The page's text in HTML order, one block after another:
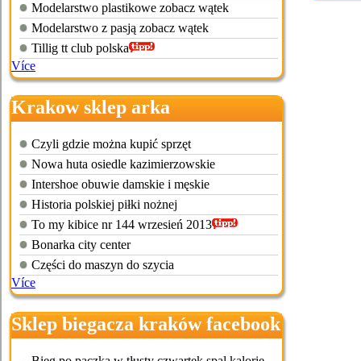
Modelarstwo plastikowe zobacz wątek
Modelarstwo z pasją zobacz wątek
Tillig tt club polska
Více
Krakow sklep arka
Czyli gdzie można kupić sprzęt
Nowa huta osiedle kazimierzowskie
Intershoe obuwie damskie i męskie
Historia polskiej piłki nożnej
To my kibice nr 144 wrzesień 2013
Bonarka city center
Części do maszyn do szycia
Více
Sklep biegacza kraków facebook